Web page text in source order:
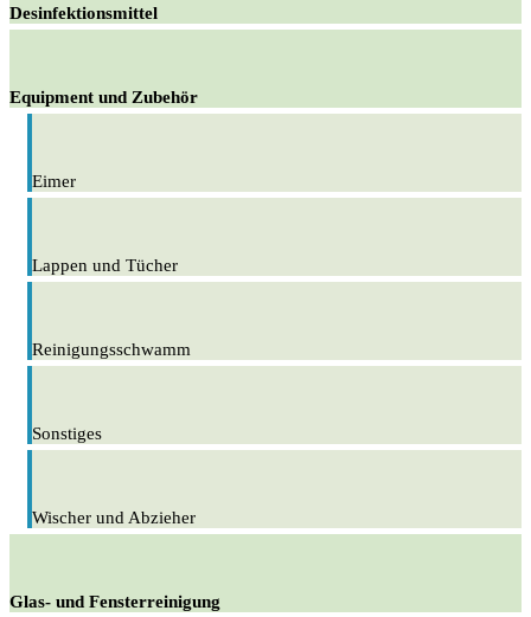
Desinfektionsmittel
Equipment und Zubehör
Eimer
Lappen und Tücher
Reinigungsschwamm
Sonstiges
Wischer und Abzieher
Glas- und Fensterreinigung